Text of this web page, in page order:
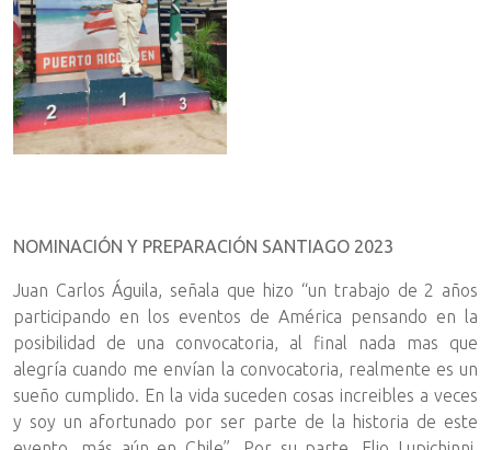
NOMINACIÓN Y PREPARACIÓN SANTIAGO 2023
Juan Carlos Águila, señala que hizo “un trabajo de 2 años
participando en los eventos de América pensando en la
posibilidad de una convocatoria, al final nada mas que
alegría cuando me envían la convocatoria, realmente es un
sueño cumplido. En la vida suceden cosas increibles a veces
y soy un afortunado por ser parte de la historia de este